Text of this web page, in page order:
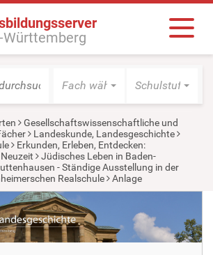
Württemberg
Fach wählen Schulstufe
Gesellschaftswissenschaftliche und
Landeskunde, Landesgeschichte
Erkunden, Erleben, Entdecken:
Neuzeit
Jüdisches Leben in Baden-
- Ständige Ausstellung in der
Realschule
Anlage